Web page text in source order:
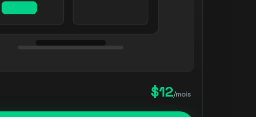
$12/mois